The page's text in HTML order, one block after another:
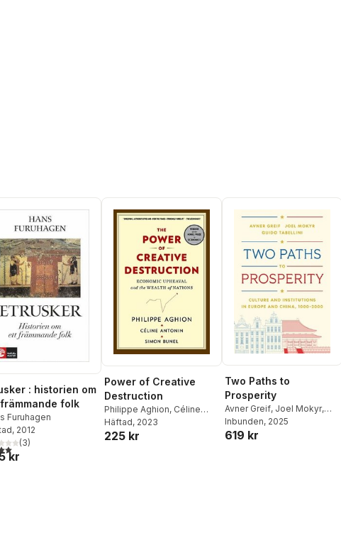
: historien om
folk
Furuhagen
, 2012
5 stjärnor. Totalt antal röster:
(3)
kr
Power of Creative
Destruction
Philippe Aghion, Céline
Antonin ,Simon Bunel
Häftad, 2023
225 kr
Two Paths to
Prosperity
Avner Greif, Joel Mokyr,
Guido Tabellini
Inbunden, 2025
619 kr